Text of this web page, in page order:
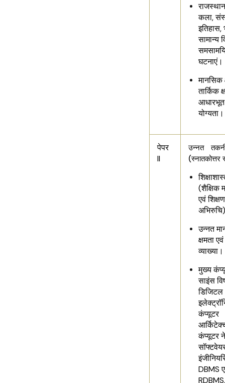
कला,
इतिहास,
सामान्य
घटनाएं।
मानसिक
तार्किक
आधारभूत
पेपर
II
उन्नत
(शैक्षिक
एवं शिक्षण
उन्नत
क्षमता
व्याख्या।
मुख्य
साइंस
डिजिटल
कंप्यूटर
कंप्यूटर
DBMS